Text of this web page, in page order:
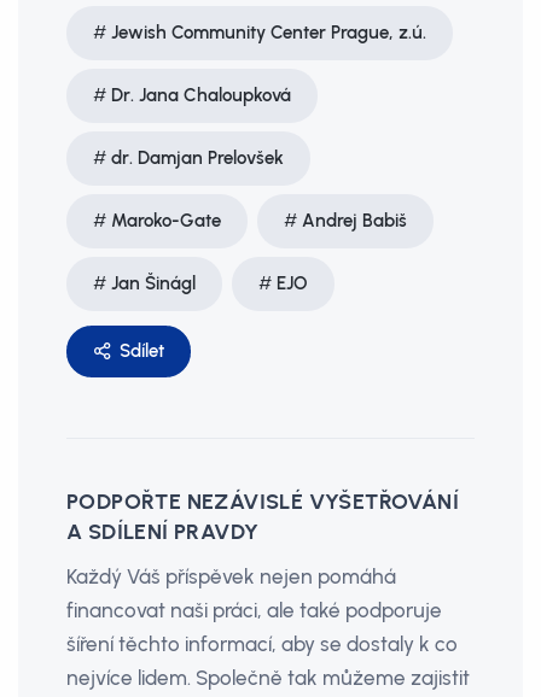
Jewish Community Center Prague, z.ú.
Dr. Jana Chaloupková
dr. Damjan Prelovšek
Maroko-Gate Andrej Babiš
Jan Šinágl EJO
Sdílet
PODPOŘTE NEZÁVISLÉ VYŠETŘOVÁNÍ
A SDÍLENÍ PRAVDY
Každý Váš příspěvek nejen pomáhá
financovat naši práci, ale také podporuje
šíření těchto informací, aby se dostaly k co
nejvíce lidem. Společně tak můžeme zajistit